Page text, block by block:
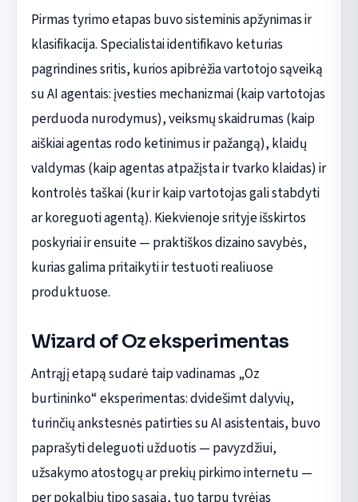
Pirmas tyrimo etapas buvo sisteminis apžynimas ir
klasifikacija. Specialistai identifikavo keturias
pagrindines sritis, kurios apibrėžia vartotojo sąveiką
su AI agentais: įvesties mechanizmai (kaip vartotojas
perduoda nurodymus), veiksmų skaidrumas (kaip
aiškiai agentas rodo ketinimus ir pažangą), klaidų
valdymas (kaip agentas atpažįsta ir tvarko klaidas) ir
kontrolės taškai (kur ir kaip vartotojas gali stabdyti
ar koreguoti agentą). Kiekvienoje srityje išskirtos
poskyriai ir ensuite — praktiškos dizaino savybės,
kurias galima pritaikyti ir testuoti realiuose
produktuose.
Wizard of Oz eksperimentas
Antrąjį etapą sudarė taip vadinamas „Oz
burtininko“ eksperimentas: dvidešimt dalyvių,
turinčių ankstesnės patirties su AI asistentais, buvo
paprašyti deleguoti užduotis — pavyzdžiui,
užsakymo atostogų ar prekių pirkimo internetu —
per pokalbių tipo sąsają, tuo tarpu tyrėjas